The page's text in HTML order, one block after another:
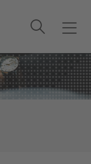
T
g
g
l
Suche